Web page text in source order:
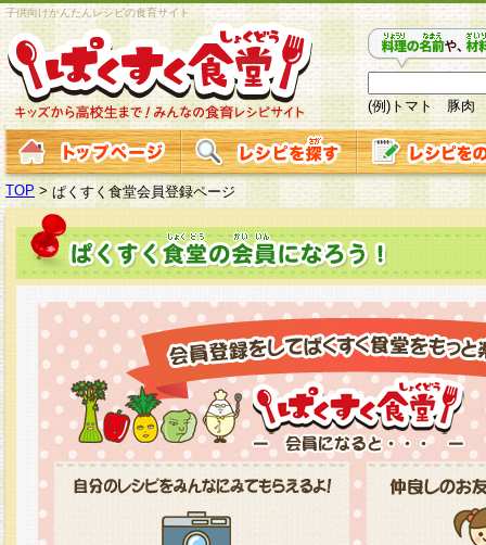
子供向けかんたんレシピの食育サイト
(例)トマト 豚肉
TOP > ぱくすく食堂会員登録ページ